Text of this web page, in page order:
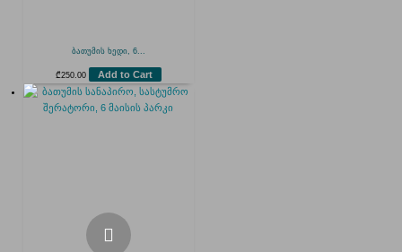
ბათუმის ხედი, 6...
₾250.00 Add to Cart